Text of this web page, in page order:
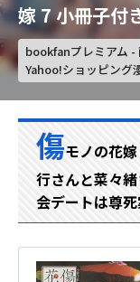
嫁 7 小冊子付
bookfanプレミアム -
Yahoo!ショッピング
傷モノの花
行さんと菜々
会デートは尊死